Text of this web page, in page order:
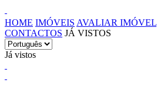
HOME IMÓVEIS AVALIAR IMÓVEL
CONTACTOS JÁ VISTOS
Já vistos